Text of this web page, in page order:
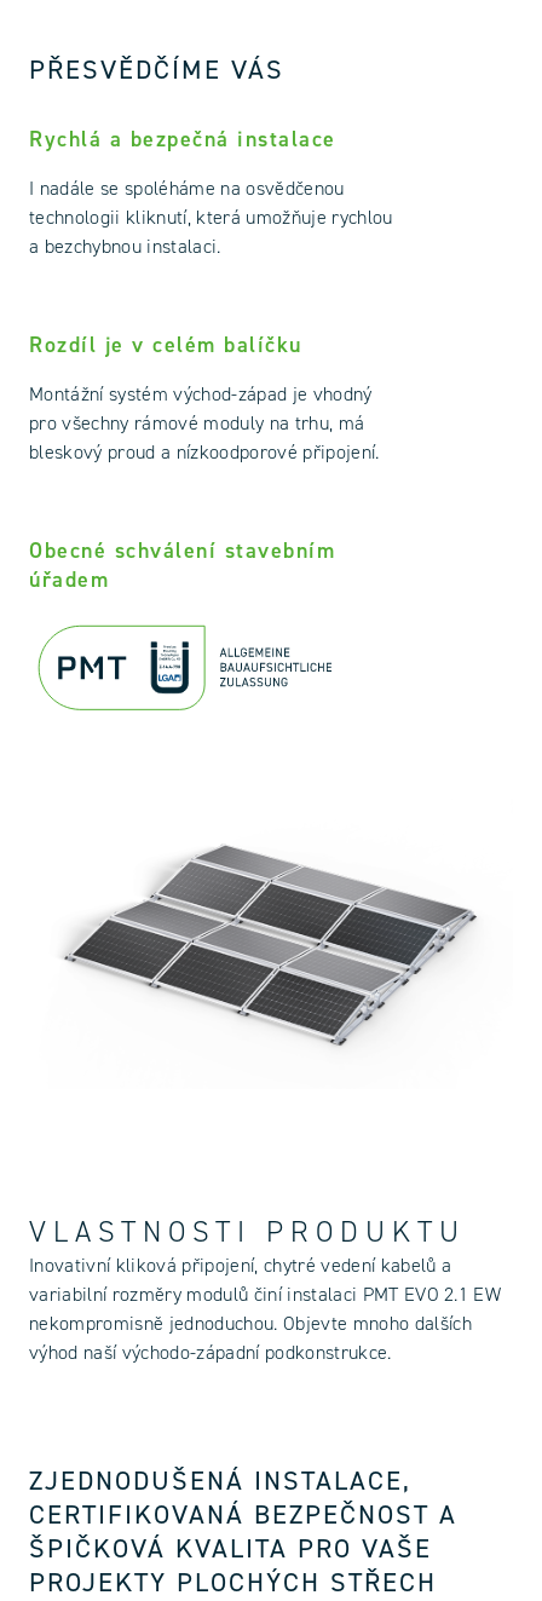
PŘESVĚDČÍME VÁS
Rychlá a bezpečná instalace
I nadále se spoléháme na osvědčenou
technologii kliknutí, která umožňuje rychlou
a bezchybnou instalaci.
Rozdíl je v celém balíčku
Montážní systém východ-západ je vhodný
pro všechny rámové moduly na trhu, má
bleskový proud a nízkoodporové připojení.
Obecné schválení stavebním
úřadem
VLASTNOSTI PRODUKTU
Inovativní kliková připojení, chytré vedení kabelů a
variabilní rozměry modulů činí instalaci PMT EVO 2.1 EW
nekompromisně jednoduchou. Objevte mnoho dalších
výhod naší východo-západní podkonstrukce.
ZJEDNODUŠENÁ INSTALACE,
CERTIFIKOVANÁ BEZPEČNOST A
ŠPIČKOVÁ KVALITA PRO VAŠE
PROJEKTY PLOCHÝCH STŘECH